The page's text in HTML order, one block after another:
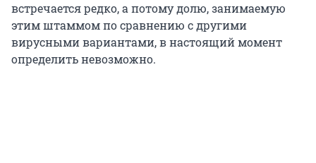
встречается редко, а потому долю, занимаемую
этим штаммом по сравнению с другими
вирусными вариантами, в настоящий момент
определить невозможно.